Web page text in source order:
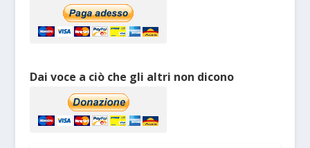
Dai voce a ciò che gli altri non dicono